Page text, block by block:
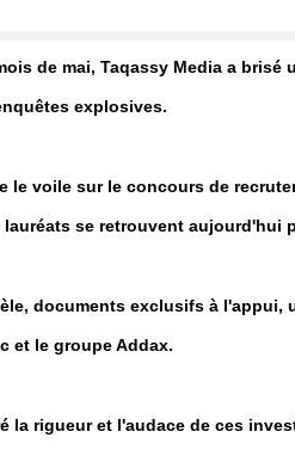
de mai, Taqassy Media a
explosives.
le voile sur le concours de
lauréats se retrouvent aujourd'hui
documents exclusifs à
et le groupe Addax.
la rigueur et l'audace de ces